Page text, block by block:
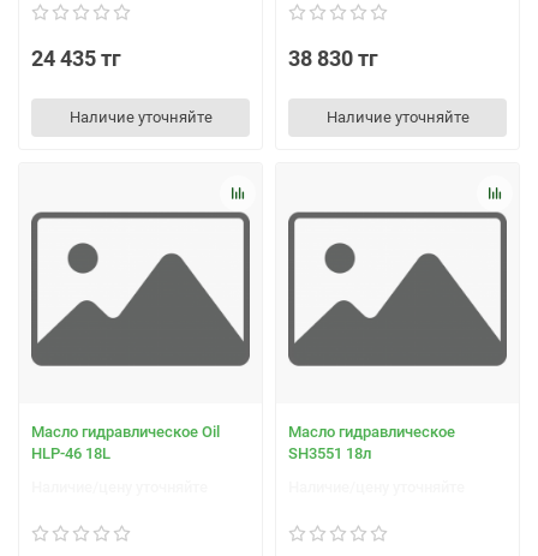
24 435 тг
Наличие уточняйте
38 830 тг
Наличие уточняйте
Масло гидравлическое Oil
HLP-46 18L
Масло гидравлическое
SH3551 18л